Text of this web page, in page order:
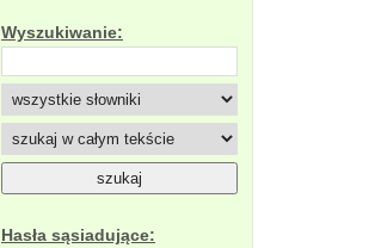
Wyszukiwanie:
Hasła sąsiadujące: